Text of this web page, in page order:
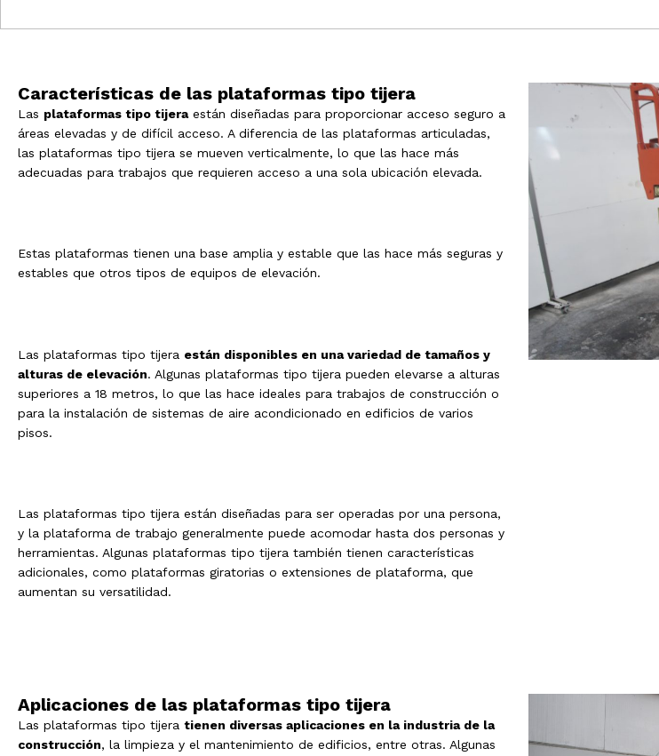
Características de las plataformas tipo tijera
Las plataformas tipo tijeraestán diseñadas para proporcionar acceso seguro a
áreas elevadas y de difícil acceso. A diferencia de las plataformas articuladas,
las plataformas tipo tijera se mueven verticalmente, lo que las hace más
adecuadas para trabajos que requieren acceso a una sola ubicación elevada.
Estas plataformas tienen una base amplia y estable que las hace más seguras y
estables que otros tipos de equipos de elevación.
Las plataformas tipo tijera están disponibles en una variedad de tamaños y
alturas de elevación. Algunas plataformas tipo tijera pueden elevarse a alturas
superiores a 18 metros, lo que las hace ideales para trabajos de construcción o
para la instalación de sistemas de aire acondicionado en edificios de varios
pisos.
Las plataformas tipo tijera están diseñadas para ser operadas por una persona,
y la plataforma de trabajo generalmente puede acomodar hasta dos personas y
herramientas. Algunas plataformas tipo tijera también tienen características
adicionales, como plataformas giratorias o extensiones de plataforma, que
aumentan su versatilidad.
Aplicaciones de las plataformas tipo tijera
Las plataformas tipo tijera tienen diversas aplicaciones en la industria de la
construcción, la limpieza y el mantenimiento de edificios, entre otras. Algunas